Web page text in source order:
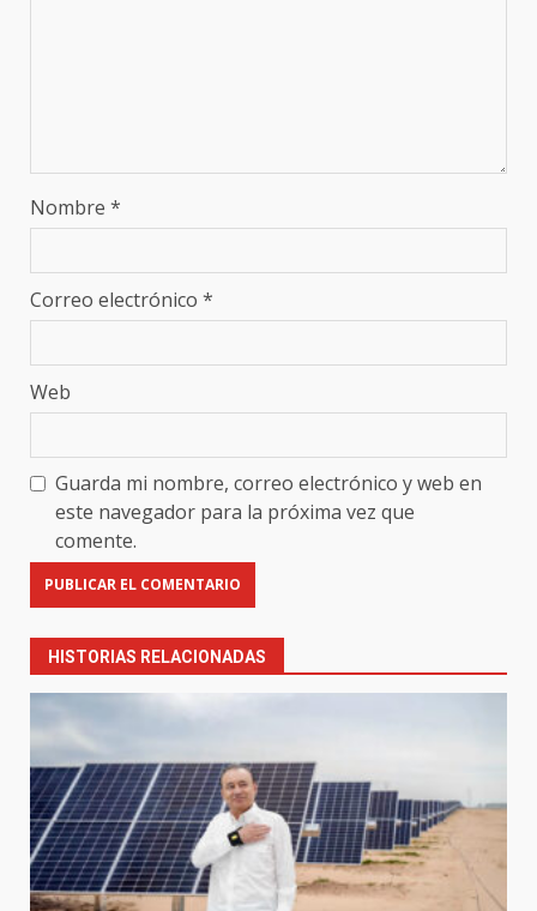
Nombre *
Correo electrónico *
Web
Guarda mi nombre, correo electrónico y web en
este navegador para la próxima vez que
comente.
HISTORIAS RELACIONADAS